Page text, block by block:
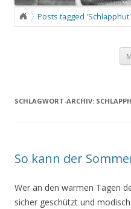
Posts tagged 'Schlapphut'
SCHLAGWORT-ARCHIV:
So kann der
Wer an den warmen Tagen
sicher geschützt und